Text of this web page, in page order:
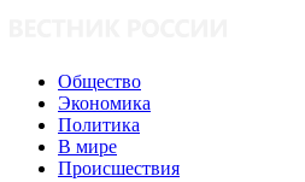
Общество
Экономика
Политика
В мире
Происшествия